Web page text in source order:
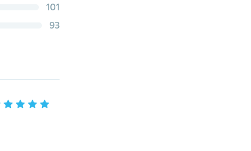
101
93